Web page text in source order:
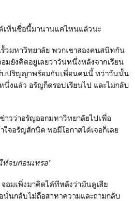
เห็นชื่อนี้มานานแค่ไหนแล้วนะ
วมหาวิทยาลัย พวกเขาสองคนสนิทกัน
มยังคิดอยู่เลยว่าวันหนึ่งหลังจากเรียน
บปริญญาพร้อมกับเพื่อนคนนี้ ทว่าวันนั้น
นึ่งแล้ว อรัญก็ดรอปเรียนไป และไม่กลับ
าวว่าอรัญออกมหาวิทยาลัยไปเพื่อ
จอรัญสักนิด พอมีโอกาสได้เจอก็เลย
ห้จบก่อนเหรอ’
อมเพิ่งมาคิดได้ทีหลังว่ามันดูเสีย
นั่นกลับไม่ถือสาหาความและถามกลับ